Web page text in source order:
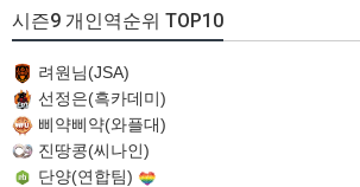
시즌9 개인역순위 TOP10
려원님(JSA)
선정은(흑카데미)
삐약삐약(와플대)
진땅콩(씨나인)
단양(연합팀)